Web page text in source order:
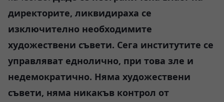
директорите, ликвидираха се
изключително необходимите
художествени съвети. Сега институтите се
управляват еднолично, при това зле и
недемократично. Няма художествени
съвети, няма никакъв контрол от